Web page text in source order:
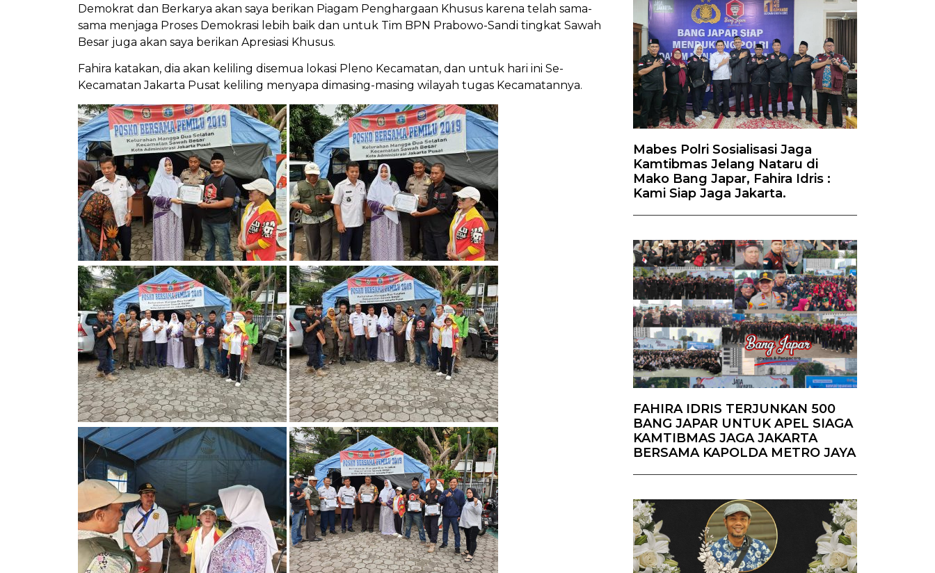
Demokrat dan Berkarya akan saya berikan Piagam Penghargaan Khusus karena telah sama-
sama menjaga Proses Demokrasi lebih baik dan untuk Tim BPN Prabowo-Sandi tingkat Sawah
Besar juga akan saya berikan Apresiasi Khusus.
Fahira katakan, dia akan keliling disemua lokasi Pleno Kecamatan, dan untuk hari ini Se-
Kecamatan Jakarta Pusat keliling menyapa dimasing-masing wilayah tugas Kecamatannya.
Mabes Polri Sosialisasi Jaga
Kamtibmas Jelang Nataru di
Mako Bang Japar, Fahira Idris :
Kami Siap Jaga Jakarta.
FAHIRA IDRIS TERJUNKAN 500
BANG JAPAR UNTUK APEL SIAGA
KAMTIBMAS JAGA JAKARTA
BERSAMA KAPOLDA METRO JAYA